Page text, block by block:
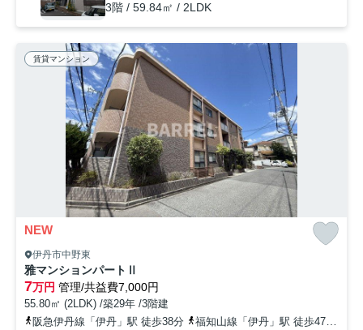
3階 / 59.84㎡ / 2LDK
賃貸マンション
NEW
伊丹市中野東
雅マンションパートⅡ
7万円 管理/共益費7,000円
55.80㎡ (2LDK) /築29年 /3階建
阪急伊丹線「伊丹」駅 徒歩38分
福知山線「伊丹」駅 徒歩47分